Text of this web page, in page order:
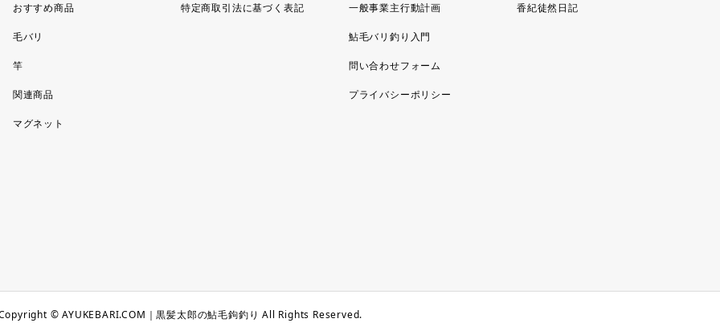
おすすめ商品
毛バリ
竿
関連商品
マグネット
特定商取引法に基づく表記 一般事業主行動計画
鮎毛バリ釣り入門
問い合わせフォーム
プライバシーポリシー
香紀徒然日記
© AYUKEBARI.COM｜黒髪太郎の鮎毛鉤釣り All Rights Reserved.